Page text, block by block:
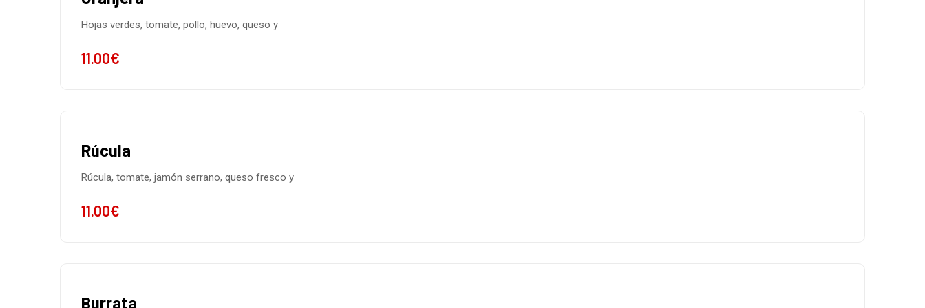
Hojas verdes, tomate, pollo, huevo, queso y
11.00€
Rúcula
Rúcula, tomate, jamón serrano, queso fresco y
11.00€
Burrata